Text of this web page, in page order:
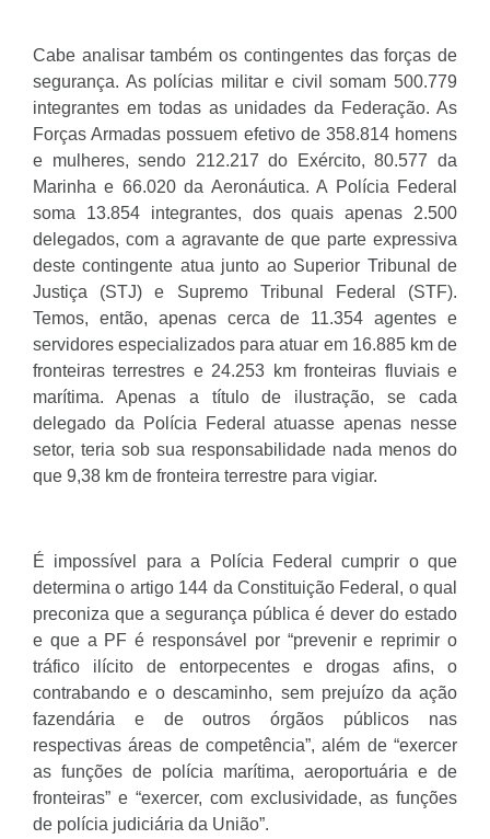
Cabe analisar também os contingentes das forças de
segurança. As polícias militar e civil somam 500.779
integrantes em todas as unidades da Federação. As
Forças Armadas possuem efetivo de 358.814 homens
e mulheres, sendo 212.217 do Exército, 80.577 da
Marinha e 66.020 da Aeronáutica. A Polícia Federal
soma 13.854 integrantes, dos quais apenas 2.500
delegados, com a agravante de que parte expressiva
deste contingente atua junto ao Superior Tribunal de
Justiça (STJ) e Supremo Tribunal Federal (STF).
Temos, então, apenas cerca de 11.354 agentes e
servidores especializados para atuar em 16.885 km de
fronteiras terrestres e 24.253 km fronteiras fluviais e
marítima. Apenas a título de ilustração, se cada
delegado da Polícia Federal atuasse apenas nesse
setor, teria sob sua responsabilidade nada menos do
que 9,38 km de fronteira terrestre para vigiar.
É impossível para a Polícia Federal cumprir o que
determina o artigo 144 da Constituição Federal, o qual
preconiza que a segurança pública é dever do estado
e que a PF é responsável por “prevenir e reprimir o
tráfico ilícito de entorpecentes e drogas afins, o
contrabando e o descaminho, sem prejuízo da ação
fazendária e de outros órgãos públicos nas
respectivas áreas de competência”, além de “exercer
as funções de polícia marítima, aeroportuária e de
fronteiras” e “exercer, com exclusividade, as funções
de polícia judiciária da União”.